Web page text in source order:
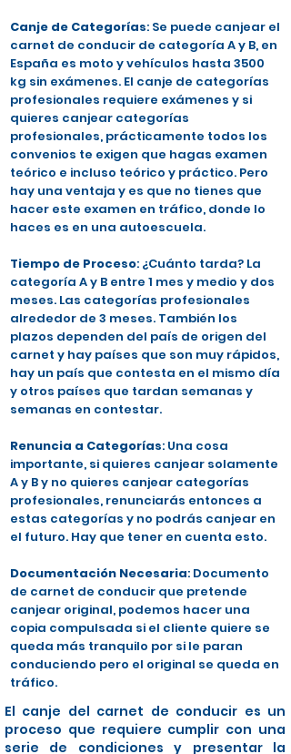
Canje de Categorías: Se puede canjear el
carnet de conducir de categoría A y B, en
España es moto y vehículos hasta 3500
kg sin exámenes. El canje de categorías
profesionales requiere exámenes y si
quieres canjear categorías
profesionales, prácticamente todos los
convenios te exigen que hagas examen
teórico e incluso teórico y práctico. Pero
hay una ventaja y es que no tienes que
hacer este examen en tráfico, donde lo
haces es en una autoescuela.
Tiempo de Proceso: ¿Cuánto tarda? La
categoría A y B entre 1 mes y medio y dos
meses. Las categorías profesionales
alrededor de 3 meses. También los
plazos dependen del país de origen del
carnet y hay países que son muy rápidos,
hay un país que contesta en el mismo día
y otros países que tardan semanas y
semanas en contestar.
Renuncia a Categorías: Una cosa
importante, si quieres canjear solamente
A y B y no quieres canjear categorías
profesionales, renunciarás entonces a
estas categorías y no podrás canjear en
el futuro. Hay que tener en cuenta esto.
Documentación Necesaria: Documento
de carnet de conducir que pretende
canjear original, podemos hacer una
copia compulsada si el cliente quiere se
queda más tranquilo por si le paran
conduciendo pero el original se queda en
tráfico.
El canje del carnet de conducir es un
proceso que requiere cumplir con una
serie de condiciones y presentar la